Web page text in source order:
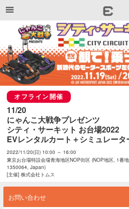
オフライン開催
11/20
にゃんこ大戦争プレゼンツ
シティ・サーキット お台場2022
EVレンタルカート＋シミュレータ
2022/11/20(日) 10:00 ～ 16:00
東京お台場特設会場青海地区NOP街区 (NOP地区, 1番
1350064, Japan)
[主催] 株式会社トムス
お問い合わせ